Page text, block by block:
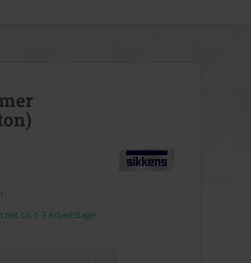
ca. 1-3 Arbeitstage